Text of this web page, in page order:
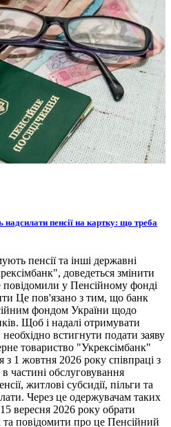
пенсії на картку: що треба
пенсії та інші державні
доведеться змінити
повідомили у Пенсійному фонді
Це пов'язано з тим, що банк
фондом України щодо
Щоб і надалі отримувати
встигнути подати заяву
товариство "Укрексімбанк"
1 жовтня 2026 року співпраці з
частині обслуговування
житлові субсидії, пільги та
Через це одержувачам таких
вересня 2026 року обрати
повідомити про це Пенсійний